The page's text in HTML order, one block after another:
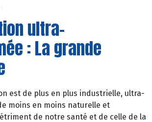
ultra-
: La grande
est de plus en plus industrielle, ultra-
moins en moins naturelle et
de notre santé et de celle de la